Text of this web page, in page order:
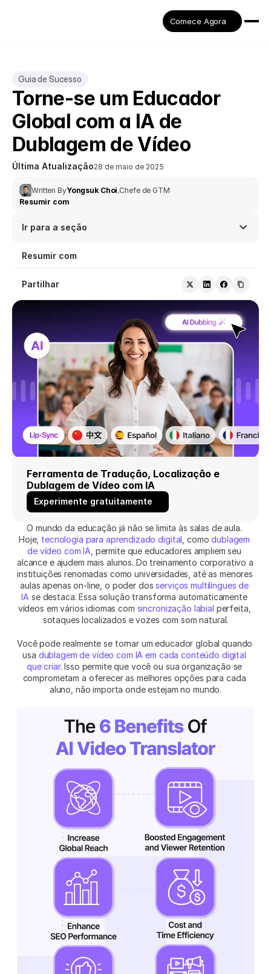
Comece Agora
Guia de Sucesso
Torne-se um Educador
Global com a IA de
Dublagem de Vídeo
Última Atualização28 de maio de 2025
Written ByYongsuk Choi,Chefe de GTM
Resumir com
Ir para a seção
Resumir com
Partilhar
Ferramenta de Tradução, Localização e
Dublagem de Vídeo com IA
Experimente gratuitamente
O mundo da educação já não se limita às salas de aula.
Hoje, tecnologia para aprendizado digital , como dublagem
de vídeo com IA , permite que educadores ampliem seu
alcance e ajudem mais alunos. Do treinamento corporativo a
instituições renomadas como universidades, até as menores
aulas apenas on-line, o poder dos serviços multilíngues de
IA se destaca. Essa solução transforma automaticamente
vídeos em vários idiomas com sincronização labial perfeita,
sotaques localizados e vozes com som natural.
Você pode realmente se tornar um educador global quando
usa dublagem de vídeo com IA em cada conteúdo digital
que criar. Isso permite que você ou sua organização se
comprometam a oferecer as melhores opções para cada
aluno, não importa onde estejam no mundo.